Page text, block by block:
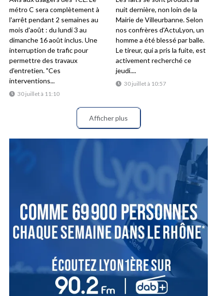
30 juillet à 11:10
métro C sera complètement à
l'arrêt pendant 2 semaines au
mois d'août : du lundi 3 au
dimanche 16 août inclus. Une
interruption de trafic pour
permettre des travaux
d'entretien. "Ces
interventions...
30 juillet à 10:57
nuit dernière, non loin de la
Mairie de Villeurbanne. Selon
nos confrères d'ActuLyon, un
homme a été blessé par balle.
Le tireur, qui a pris la fuite, est
activement recherché ce
jeudi....
Afficher plus